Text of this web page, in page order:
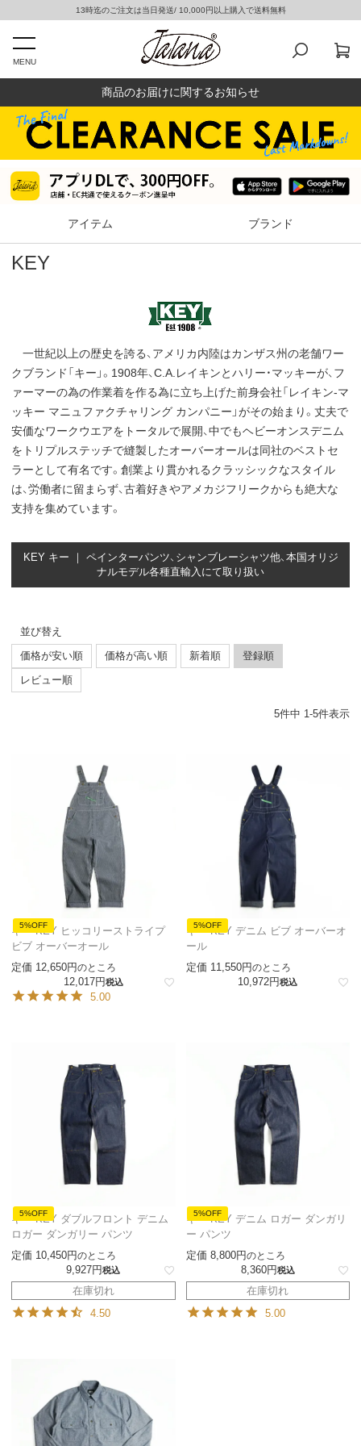
13時迄のご注文は当日発送/ 10,000円以上購入で送料無料
MENU
商品のお届けに関するお知らせ
アイテム ブランド
KEY
一世紀以上の歴史を誇る、アメリカ内陸はカンザス州の老舗ワー
クブランド「キー」。1908年、C.A.レイキンとハリー・マッキーが、フ
ァーマーの為の作業着を作る為に立ち上げた前身会社「レイキン-マ
ッキー マニュファクチャリング カンパニー」がその始まり。丈夫で
安価なワークウエアをトータルで展開、中でもヘビーオンスデニム
をトリプルステッチで縫製したオーバーオールは同社のベストセ
ラーとして有名です。創業より貫かれるクラッシックなスタイル
は、労働者に留まらず、古着好きやアメカジフリークからも絶大な
支持を集めています。
KEY キー ｜ ペインターパンツ、シャンブレーシャツ他、本国オリジ
ナルモデル各種直輸入にて取り扱い
並び替え
価格が安い順
価格が高い順 新着順
登録順
レビュー順
5件中 1-5件表示
5%OFF
キー KEY ヒッコリーストライプ
ビブ オーバーオール
定価 12,650 のところ
12,017 税込
5.00
5%OFF
キー KEY デニム ビブ オーバーオ
ール
定価 11,550 のところ
10,972 税込
5%OFF
キー KEY ダブルフロント デニム
ロガー ダンガリー パンツ
定価 10,450 のところ
9,927 税込
在庫切れ
4.50
5%OFF
キー KEY デニム ロガー ダンガリ
ー パンツ
定価 8,800 のところ
8,360 税込
在庫切れ
5.00